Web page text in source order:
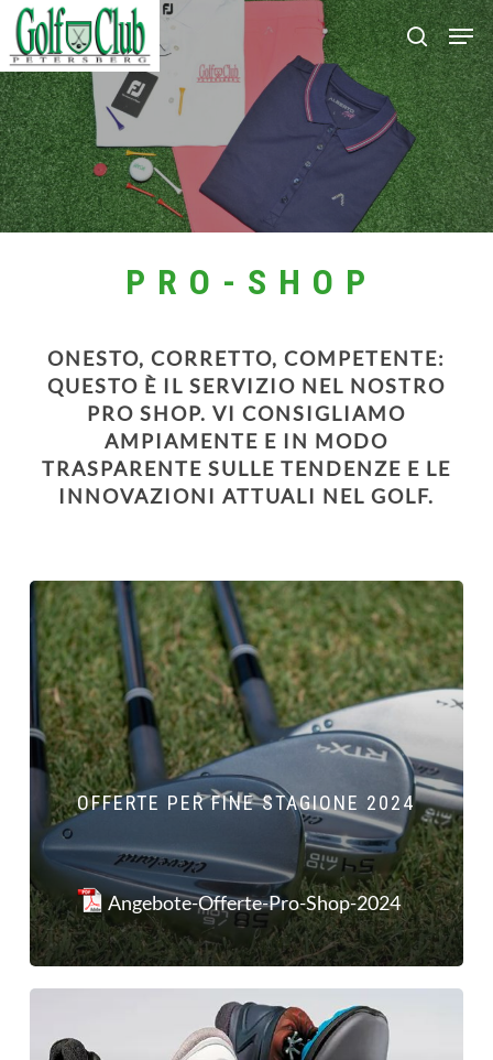
Skip
to
main
content
search
P R O - S H O P
ONESTO, CORRETTO, COMPETENTE:
QUESTO È IL SERVIZIO NEL NOSTRO
PRO SHOP. VI CONSIGLIAMO
AMPIAMENTE E IN MODO
TRASPARENTE SULLE TENDENZE E LE
INNOVAZIONI ATTUALI NEL GOLF.
OFFERTE PER FINE STAGIONE 2024
Angebote-Offerte-Pro-Shop-2024